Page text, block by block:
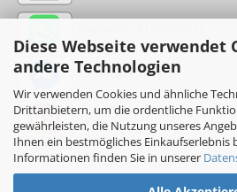
Diese Webseite verwendet
andere Technologien
Wir verwenden Cookies und ähnliche
Drittanbietern, um die ordentliche
gewährleisten, die Nutzung unseres
Ihnen ein bestmögliches Einkaufserlebnis
Informationen finden Sie in unserer
Messenger: sinni.ch
Instagram: sinni_ch